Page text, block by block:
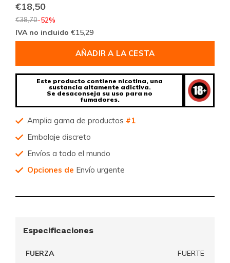
€18,50
€38,70-52%
IVA no incluido €15,29
AÑADIR A LA CESTA
Este producto contiene nicotina, una
sustancia altamente adictiva.
Se desaconseja su uso para no
fumadores.
Amplia gama de productos #1
Embalaje discreto
Envíos a todo el mundo
Opciones de Envío urgente
Especificaciones
FUERZA FUERTE